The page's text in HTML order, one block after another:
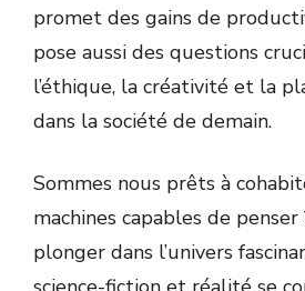
promet des gains de
pose aussi des questions
l’éthique, la créativité et la
dans la société de demain.
Sommes nous prêts à
machines capables de
plonger dans l’univers